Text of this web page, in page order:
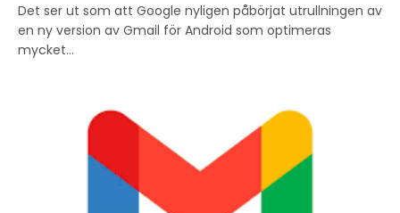
Det ser ut som att Google nyligen påbörjat utrullningen av
en ny version av Gmail för Android som optimeras
mycket…